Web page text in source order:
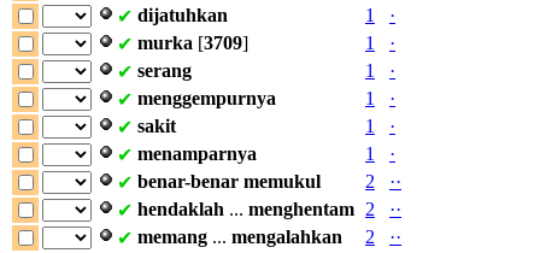
✔ dijatuhkan 1
·
✔ murka [3709] 1
·
✔ serang 1
·
✔ menggempurnya 1
·
✔ sakit 1
·
✔ menamparnya 1
·
✔ benar-benar memukul 2 ··
✔ hendaklah ... menghentam 2 ··
✔ memang ... mengalahkan 2 ··